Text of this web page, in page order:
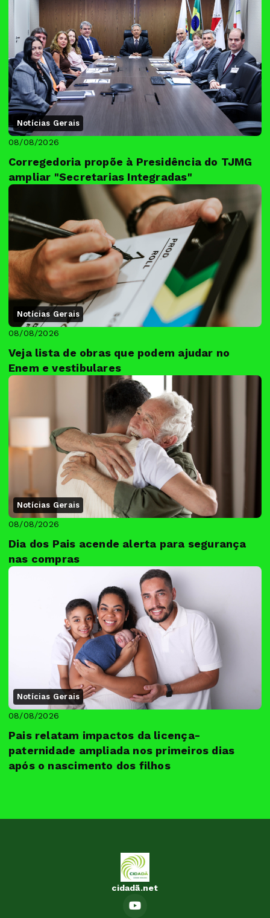
Notícias Gerais
08/08/2026
Corregedoria propõe à Presidência do TJMG
ampliar "Secretarias Integradas"
Notícias Gerais
08/08/2026
Veja lista de obras que podem ajudar no
Enem e vestibulares
Notícias Gerais
08/08/2026
Dia dos Pais acende alerta para segurança
nas compras
Notícias Gerais
08/08/2026
Pais relatam impactos da licença-
paternidade ampliada nos primeiros dias
após o nascimento dos filhos
cidadã.net